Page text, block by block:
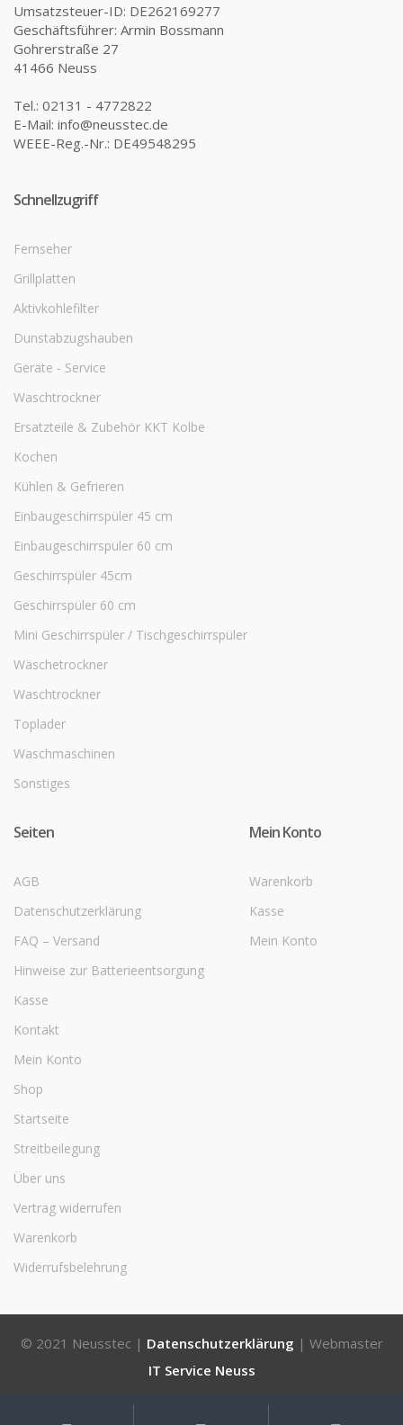
Umsatzsteuer-ID: DE262169277
Geschäftsführer: Armin Bossmann
Gohrerstraße 27
41466 Neuss
Tel.: 02131 - 4772822
E-Mail: info@neusstec.de
WEEE-Reg.-Nr.: DE49548295
Schnellzugriff
Fernseher
Grillplatten
Aktivkohlefilter
Dunstabzugshauben
Geräte - Service
Waschtrockner
Ersatzteile & Zubehör KKT Kolbe
Kochen
Kühlen & Gefrieren
Einbaugeschirrspüler 45 cm
Einbaugeschirrspüler 60 cm
Geschirrspüler 45cm
Geschirrspüler 60 cm
Mini Geschirrspüler / Tischgeschirrspüler
Wäschetrockner
Waschtrockner
Toplader
Waschmaschinen
Sonstiges
Seiten
AGB
Datenschutzerklärung
FAQ – Versand
Hinweise zur Batterieentsorgung
Kasse
Kontakt
Mein Konto
Shop
Startseite
Streitbeilegung
Über uns
Vertrag widerrufen
Warenkorb
Widerrufsbelehrung
Mein Konto
Warenkorb
Kasse
Mein Konto
© 2021 Neusstec | Datenschutzerklärung | Webmaster
IT Service Neuss